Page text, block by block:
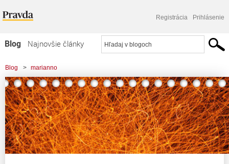
Registrácia Prihlásenie
Blog
Najnovšie články
Najčítanejšie články
Najkomentovanejšie články
Zoznam blogov
Komerčné blogy
Blog > marianno